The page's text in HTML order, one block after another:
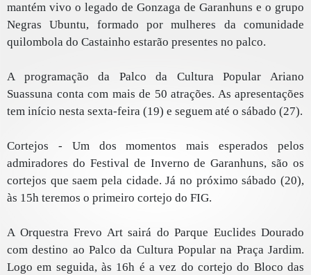
mantém vivo o legado de Gonzaga de Garanhuns e o grupo
Negras Ubuntu, formado por mulheres da comunidade
quilombola do Castainho estarão presentes no palco.
A programação da Palco da Cultura Popular Ariano
Suassuna conta com mais de 50 atrações. As apresentações
tem início nesta sexta-feira (19) e seguem até o sábado (27).
Cortejos - Um dos momentos mais esperados pelos
admiradores do Festival de Inverno de Garanhuns, são os
cortejos que saem pela cidade. Já no próximo sábado (20),
às 15h teremos o primeiro cortejo do FIG.
A Orquestra Frevo Art sairá do Parque Euclides Dourado
com destino ao Palco da Cultura Popular na Praça Jardim.
Logo em seguida, às 16h é a vez do cortejo do Bloco das